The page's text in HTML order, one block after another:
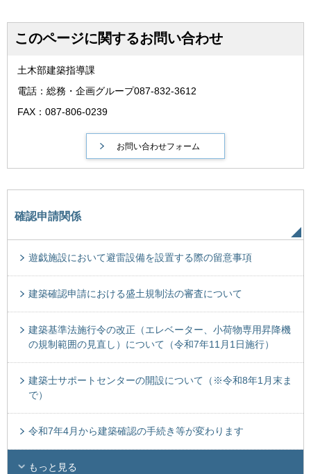
このページに関するお問い合わせ
土木部建築指導課
電話：総務・企画グループ087-832-3612
FAX：087-806-0239
確認申請関係
遊戯施設において避雷設備を設置する際の留意事項
建築確認申請における盛土規制法の審査について
建築基準法施行令の改正（エレベーター、小荷物専用昇降機
の規制範囲の見直し）について（令和7年11月1日施行）
建築士サポートセンターの開設について（※令和8年1月末ま
で）
令和7年4月から建築確認の手続き等が変わります
もっと見る